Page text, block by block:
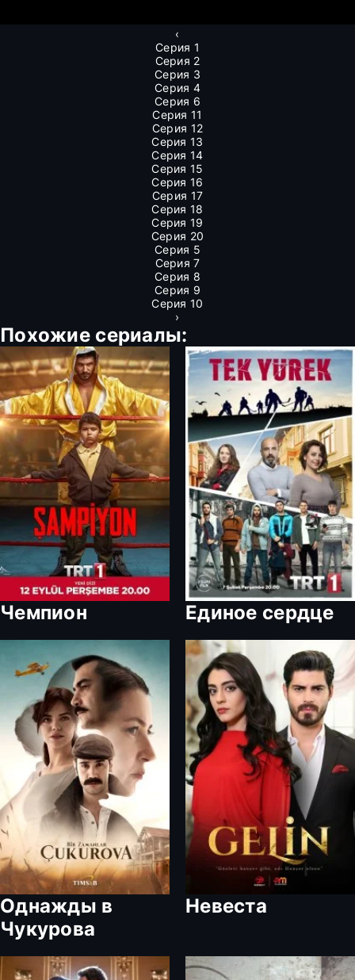
‹
Серия 1
Серия 2
Серия 3
Серия 4
Серия 6
Серия 11
Серия 12
Серия 13
Серия 14
Серия 15
Серия 16
Серия 17
Серия 18
Серия 19
Серия 20
Серия 5
Серия 7
Серия 8
Серия 9
Серия 10
›
Похожие сериалы:
Чемпион Единое сердце
Однажды в
Чукурова
Невеста